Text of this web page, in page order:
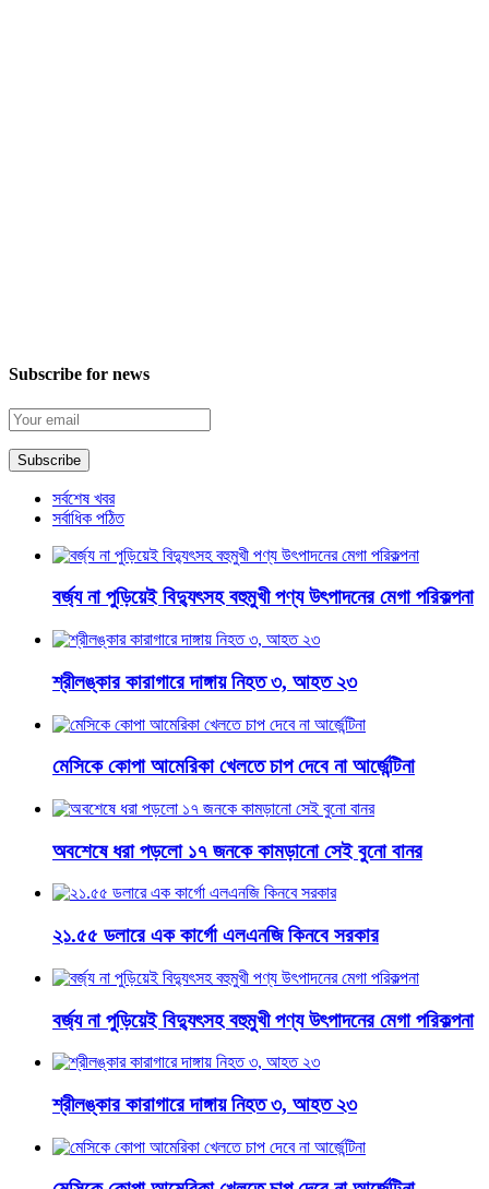
Subscribe for news
সর্বশেষ খবর
সর্বাধিক পঠিত
বর্জ্য না পুড়িয়েই বিদ্যুৎসহ বহুমুখী পণ্য উৎপাদনের মেগা পরিকল্পনা
শ্রীলঙ্কার কারাগারে দাঙ্গায় নিহত ৩, আহত ২৩
মেসিকে কোপা আমেরিকা খেলতে চাপ দেবে না আর্জেন্টিনা
অবশেষে ধরা পড়লো ১৭ জনকে কামড়ানো সেই বুনো বানর
২১.৫৫ ডলারে এক কার্গো এলএনজি কিনবে সরকার
বর্জ্য না পুড়িয়েই বিদ্যুৎসহ বহুমুখী পণ্য উৎপাদনের মেগা পরিকল্পনা
শ্রীলঙ্কার কারাগারে দাঙ্গায় নিহত ৩, আহত ২৩